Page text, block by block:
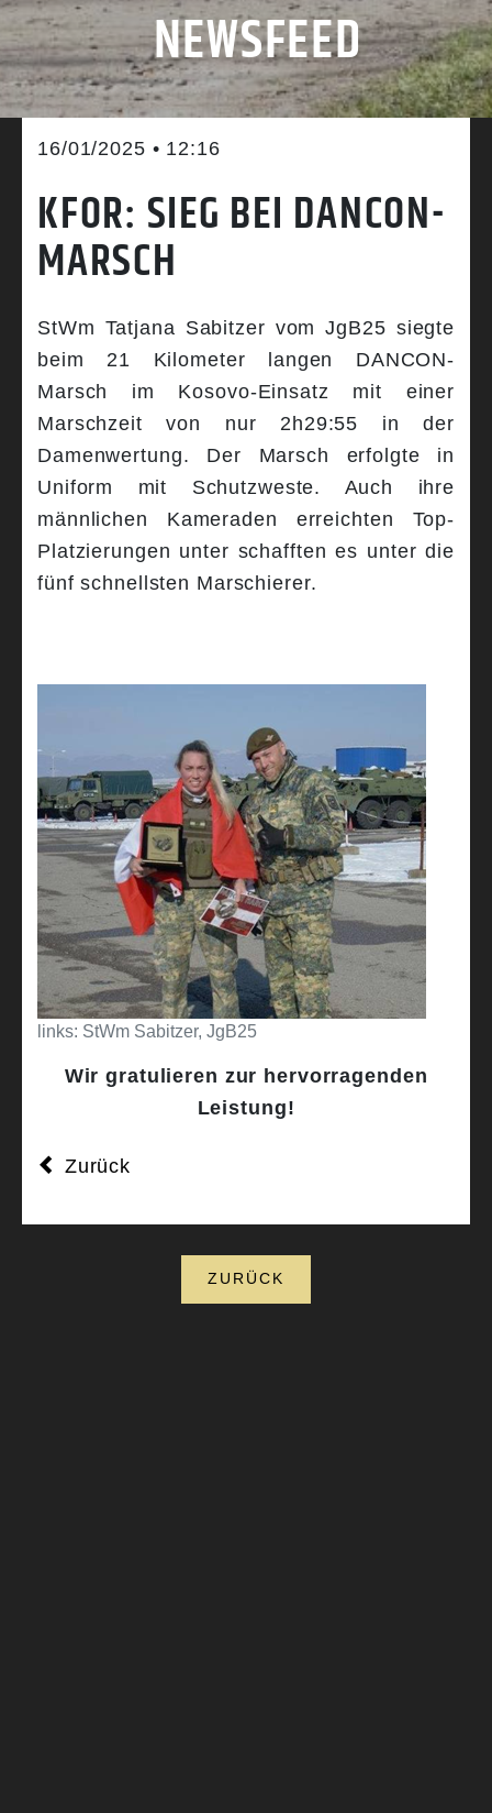
NEWSFEED
16/01/2025 • 12:16
KFOR: SIEG BEI DANCON-
MARSCH
StWm Tatjana Sabitzer vom JgB25 siegte
beim 21 Kilometer langen DANCON-
Marsch im Kosovo-Einsatz mit einer
Marschzeit von nur 2h29:55 in der
Damenwertung. Der Marsch erfolgte in
Uniform mit Schutzweste. Auch ihre
männlichen Kameraden erreichten Top-
Platzierungen unter schafften es unter die
fünf schnellsten Marschierer.
links: StWm Sabitzer, JgB25
Wir gratulieren zur hervorragenden
Leistung!
Zurück
ZURÜCK